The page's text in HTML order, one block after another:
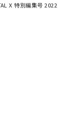
X 特別編集号 2022